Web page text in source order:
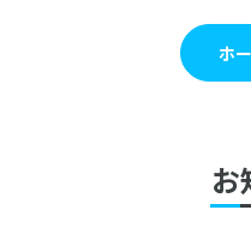
ホ
お